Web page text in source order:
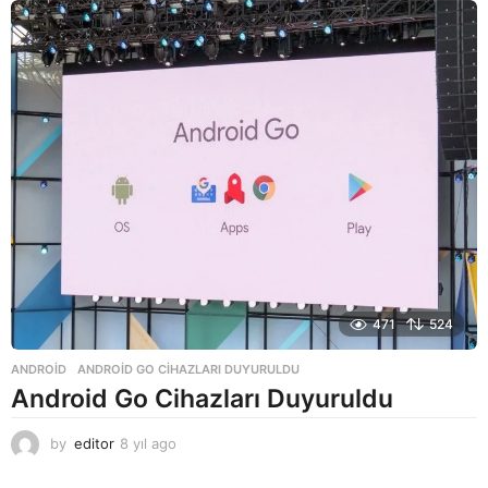
l
a
g
471 524
ANDROID ANDROID GO CIHAZLARI DUYURULDU
Android Go Cihazları Duyuruldu
by editor 8 yıl ago